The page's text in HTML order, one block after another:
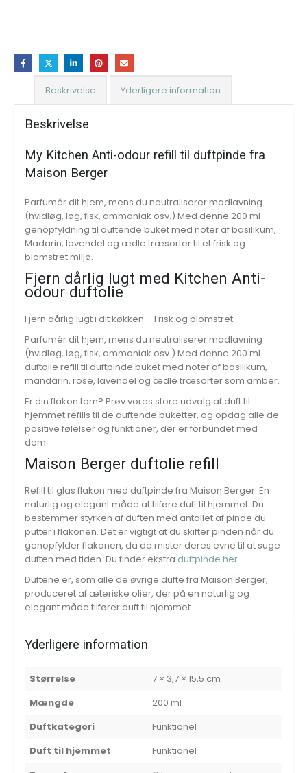
Beskrivelse Yderligere information
Beskrivelse
My Kitchen Anti-odour refill til duftpinde fra
Maison Berger
Parfumér dit hjem, mens du neutraliserer madlavning
(hvidløg, løg, fisk, ammoniak osv.) Med denne 200 ml
genopfyldning til duftende buket med noter af basilikum,
Madarin, lavendel og ædle træsorter til et frisk og
blomstret miljø.
Fjern dårlig lugt med Kitchen Anti-
odour duftolie
Fjern dårlig lugt i dit køkken – Frisk og blomstret.
Parfumér dit hjem, mens du neutraliserer madlavning
(hvidløg, løg, fisk, ammoniak osv.) Med denne 200 ml
duftolie refill til duftpinde buket med noter af basilikum,
mandarin, rose, lavendel og ædle træsorter som amber.
Er din flakon tom? Prøv vores store udvalg af duft til
hjemmet refills til de duftende buketter, og opdag alle de
positive følelser og funktioner, der er forbundet med
dem.
Maison Berger duftolie refill
Refill til glas flakon med duftpinde fra Maison Berger. En
naturlig og elegant måde at tilføre duft til hjemmet. Du
bestemmer styrken af duften med antallet af pinde du
putter i flakonen. Det er vigtigt at du skifter pinden når du
genopfylder flakonen, da de mister deres evne til at suge
duften med tiden. Du finder ekstra duftpinde her.
Duftene er, som alle de øvrige dufte fra Maison Berger,
produceret af æteriske olier, der på en naturlig og
elegant måde tilfører duft til hjemmet.
Yderligere information
Størrelse
7 × 3,7 × 15,5 cm
Mængde
200 ml
Duftkategori
Funktionel
Duft til hjemmet
Funktionel